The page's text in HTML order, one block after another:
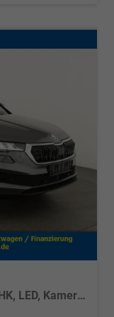
Selection 4x4 2.0 TDI DSG Selection, AHK, LED, Kamera, Winter, el. Klappe, 4 J.-Garantie